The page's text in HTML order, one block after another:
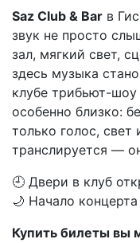
Saz Club & Bar в
звук не просто
зал, мягкий свет,
здесь музыка
клубе трибьют-
особенно близко:
только голос, свет
транслируется —
🕘 Двери в клуб
🌙 Начало
Купить билеты вы